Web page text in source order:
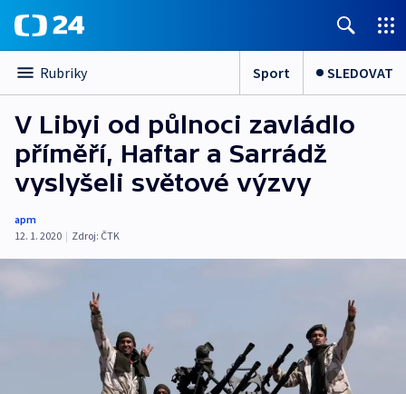
Rubriky Sport SLEDOVAT
V Libyi od půlnoci zavládlo
příměří, Haftar a Sarrádž
vyslyšeli světové výzvy
apm
12. 1. 2020 | Zdroj: ČTK